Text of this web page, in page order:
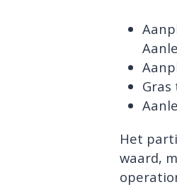
Gras
Het
waard,